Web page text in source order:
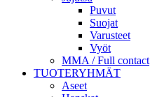
Puvut
Suojat
Varusteet
Vyöt
MMA / Full contact
TUOTERYHMÄT
Aseet